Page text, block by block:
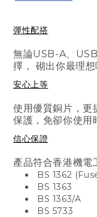
彈性配搭
無論USB-A、
擇， 砌出你最理
安心上等
使用優質銅片，更
保護，免卻你使用
信心保證
產品符合香港機電
BS 1362
BS 1363
BS 1363/A
BS 5733